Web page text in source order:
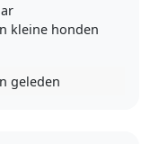
terriërs. Ik
voor een
kleine honden
geleden